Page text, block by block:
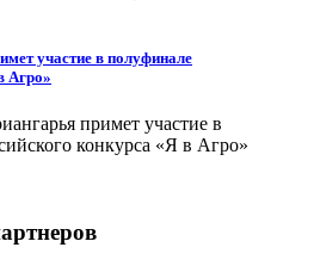
участие в полуфинале
Агро»